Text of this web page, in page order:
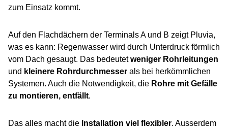
zum Einsatz kommt.
Auf den Flachdächern der Terminals A und B zeigt Pluvia,
was es kann: Regenwasser wird durch Unterdruck förmlich
vom Dach gesaugt. Das bedeutetweniger Rohrleitungen
und kleinere Rohrdurchmesser als bei herkömmlichen
Systemen. Auch die Notwendigkeit, die Rohre mit Gefälle
zu montieren, entfällt.
Das alles macht die Installation viel flexibler. Ausserdem